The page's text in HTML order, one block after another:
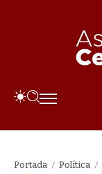
Portada / Política /